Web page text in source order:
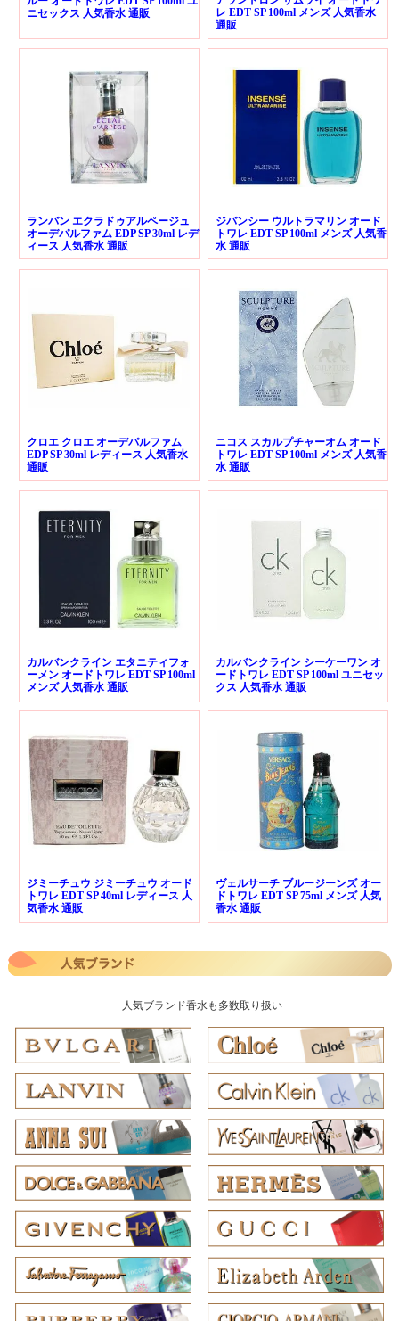
ニセックス 人気香水 通販
レ EDT SP 100ml メンズ 人気香水
通販
ランバン エクラドゥアルページュ
オーデパルファム EDP SP 30ml レデ
ィース 人気香水 通販
ジバンシー ウルトラマリン オード
トワレ EDT SP 100ml メンズ 人気香
水 通販
クロエ クロエ オーデパルファム
EDP SP 30ml レディース 人気香水
通販
ニコス スカルプチャーオム オード
トワレ EDT SP 100ml メンズ 人気香
水 通販
カルバンクライン エタニティフォ
ーメン オードトワレ EDT SP 100ml
メンズ 人気香水 通販
カルバンクライン シーケーワン オ
ードトワレ EDT SP 100ml ユニセッ
クス 人気香水 通販
ジミーチュウ ジミーチュウ オード
トワレ EDT SP 40ml レディース 人
気香水 通販
ヴェルサーチ ブルージーンズ オー
ドトワレ EDT SP 75ml メンズ 人気
香水 通販
人気ブランド香水も多数取り扱い